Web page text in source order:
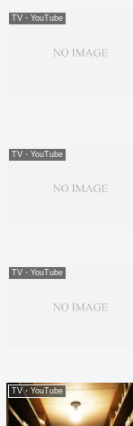
TV・YouTube
TV・YouTube
TV・YouTube
TV・YouTube